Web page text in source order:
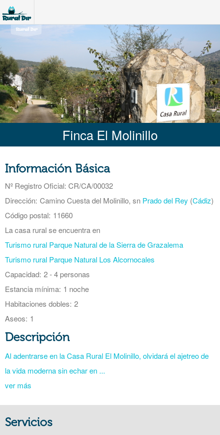
Finca El Molinillo
Información Básica
Nº Registro Oficial: CR/CA/00032
Dirección: Camino Cuesta del Molinillo, sn Prado del Rey (Cádiz)
Código postal: 11660
La casa rural se encuentra en
Turismo rural Parque Natural de la Sierra de Grazalema
Turismo rural Parque Natural Los Alcornocales
Capacidad: 2 - 4 personas
Estancia mínima: 1 noche
Habitaciones dobles: 2
Aseos: 1
Descripción
Al adentrarse en la Casa Rural El Molinillo, olvidará el ajetreo de
la vida moderna sin echar en ...
ver más
Servicios